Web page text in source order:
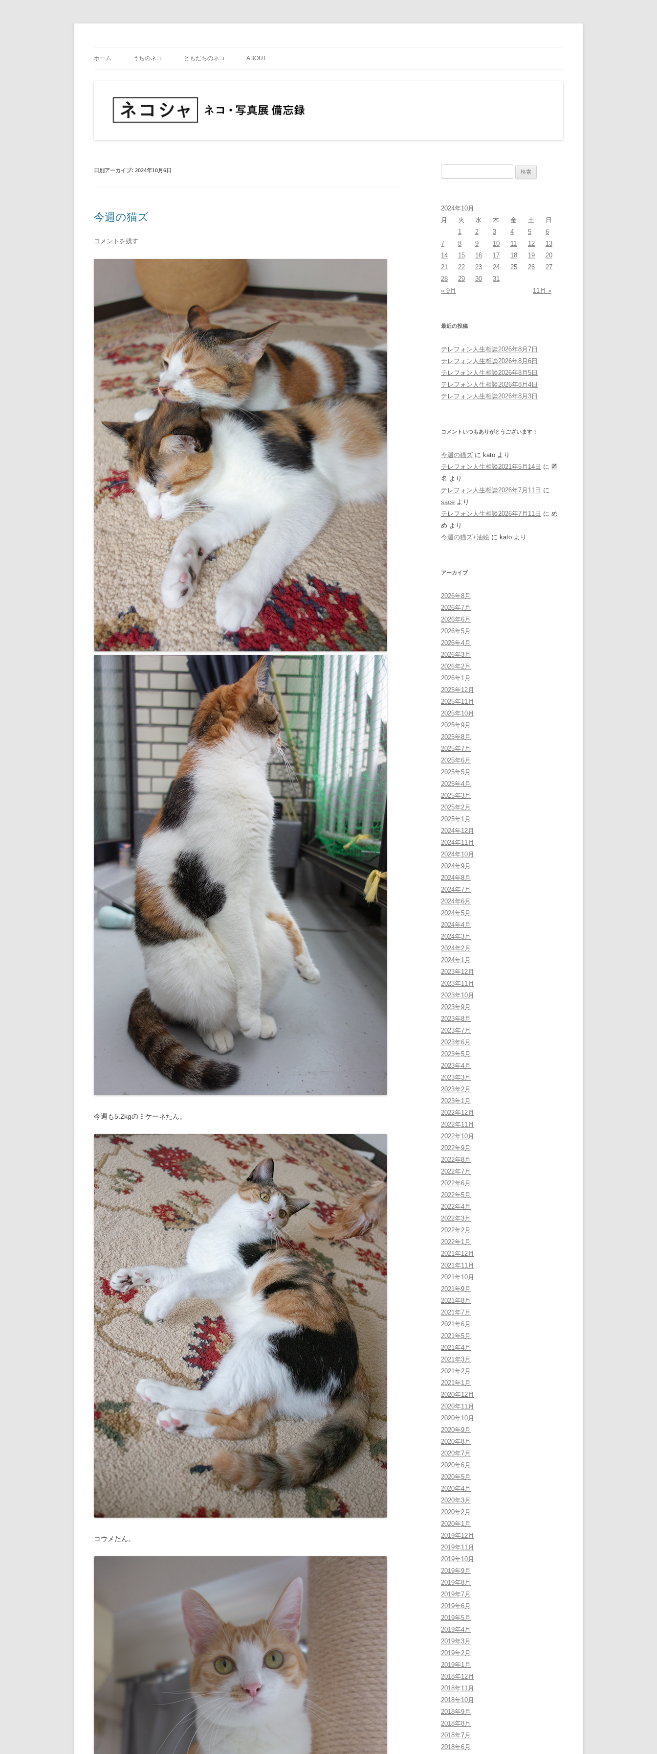
へ
ホーム うちのネコ ともだちのネコ ABOUT
日別アーカイブ: 2024年10月6日
今週の猫ズ
コメントを残す
今週も5.2kgのミケーネたん。
コウメたん。
2024年10月
月
火 水 木 金 土
日
1
2 3 4 5
6
7
8 9 10 11 12
13
14
15 16 17 18 19
20
21
22 23 24 25 26
27
28
29 30
31
« 9月
11月 »
最近の投稿
テレフォン人生相談2026年8月7日
テレフォン人生相談2026年8月6日
テレフォン人生相談2026年8月5日
テレフォン人生相談2026年8月4日
テレフォン人生相談2026年8月3日
コメントいつもありがとうございます！
今週の猫ズ に kato より
テレフォン人生相談2021年5月14日 に 匿
名 より
テレフォン人生相談2026年7月11日 に
sace より
テレフォン人生相談2026年7月11日 に め
め より
今週の猫ズ+油絵 に kato より
アーカイブ
2026年8月
2026年7月
2026年6月
2026年5月
2026年4月
2026年3月
2026年2月
2026年1月
2025年12月
2025年11月
2025年10月
2025年9月
2025年8月
2025年7月
2025年6月
2025年5月
2025年4月
2025年3月
2025年2月
2025年1月
2024年12月
2024年11月
2024年10月
2024年9月
2024年8月
2024年7月
2024年6月
2024年5月
2024年4月
2024年3月
2024年2月
2024年1月
2023年12月
2023年11月
2023年10月
2023年9月
2023年8月
2023年7月
2023年6月
2023年5月
2023年4月
2023年3月
2023年2月
2023年1月
2022年12月
2022年11月
2022年10月
2022年9月
2022年8月
2022年7月
2022年6月
2022年5月
2022年4月
2022年3月
2022年2月
2022年1月
2021年12月
2021年11月
2021年10月
2021年9月
2021年8月
2021年7月
2021年6月
2021年5月
2021年4月
2021年3月
2021年2月
2021年1月
2020年12月
2020年11月
2020年10月
2020年9月
2020年8月
2020年7月
2020年6月
2020年5月
2020年4月
2020年3月
2020年2月
2020年1月
2019年12月
2019年11月
2019年10月
2019年9月
2019年8月
2019年7月
2019年6月
2019年5月
2019年4月
2019年3月
2019年2月
2019年1月
2018年12月
2018年11月
2018年10月
2018年9月
2018年8月
2018年7月
2018年6月